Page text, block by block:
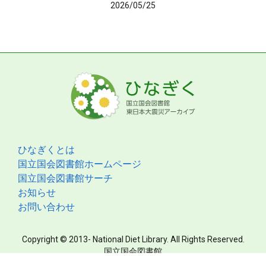
2026/05/25
ひなぎくとは
国立国会図書館ホームページ
国立国会図書館サーチ
お知らせ
お問い合わせ
Copyright © 2013- National Diet Library. All Rights Reserved.